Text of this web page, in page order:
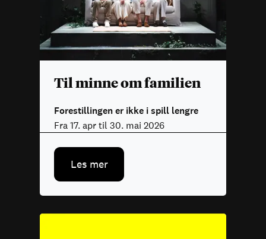
Til minne om familien
Forestillingen er ikke i spill lengre
Fra 17. apr til 30. mai 2026
Les mer